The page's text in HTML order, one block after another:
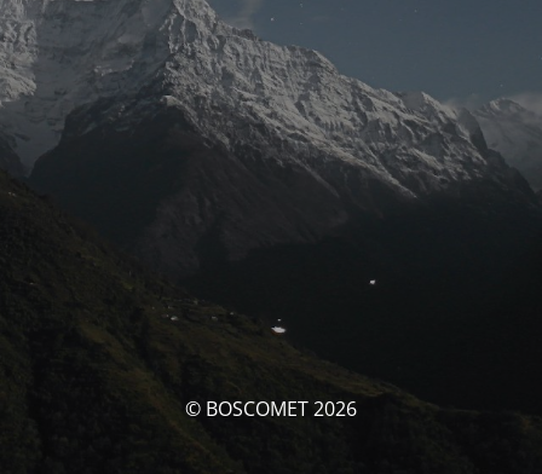
© BOSCOMET 2026